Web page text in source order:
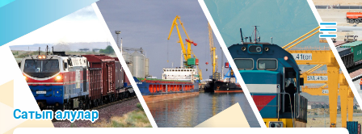
Сатып алулар